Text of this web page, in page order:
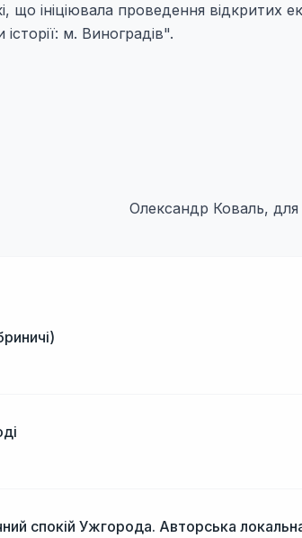
ініціювала проведення відкритих
м. Виноградів".
Олександр Коваль, для
спокій Ужгорода. Авторська